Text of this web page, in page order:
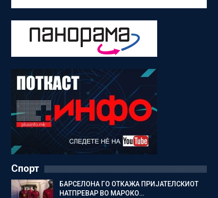
Спорт
БАРСЕЛОНА ГО ОТКАЖА ПРИЈАТЕЛСКИОТ
НАТПРЕВАР ВО МАРОКО…